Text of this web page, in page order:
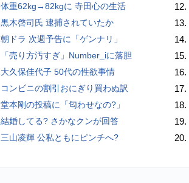
体重62kg→82kgに 寺田心の生活
黒木啓司氏 逮捕されていたか
朝ドラ 次週予告に「ゲンナリ」
「売り方汚すぎ」Number_iに落胆
大久保佳代子 50代の性欲事情
コンビニの割引おにぎり買わぬ訳
堂本剛の投稿に「匂わせなの?」
結婚してる? さかなクンが回答
三山凌輝 公私ともにピンチへ?
12.
13.
14.
15.
16.
17.
18.
19.
20.